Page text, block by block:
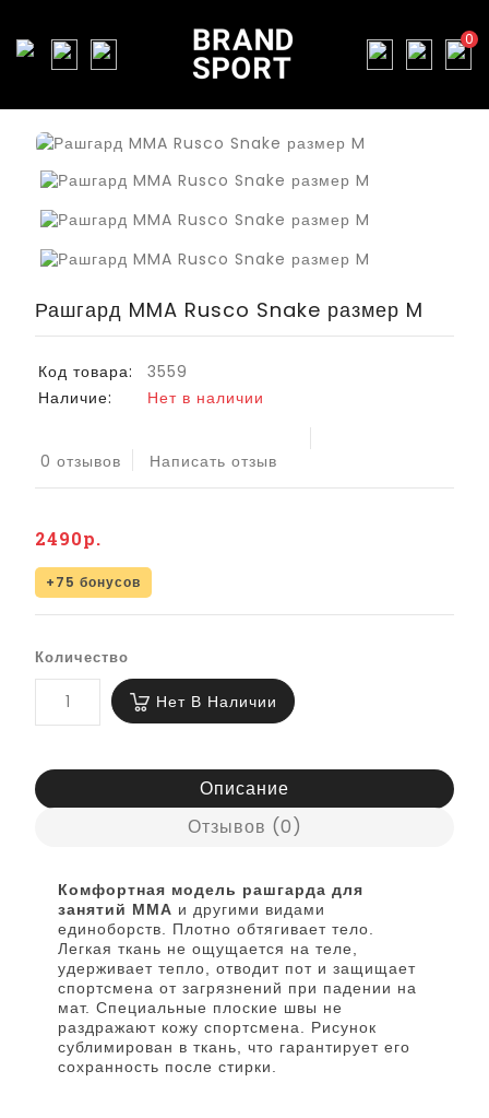
0
Рашгард MMA Rusco Snake размер M
Код товара:
3559
Наличие:
Нет в наличии
0 отзывов Написать отзыв
2490р.
+75 бонусов
Количество
Нет В Наличии
Описание
Отзывов (0)
Комфортная модель рашгарда для
занятий ММА и другими видами
единоборств. Плотно обтягивает тело.
Легкая ткань не ощущается на теле,
удерживает тепло, отводит пот и защищает
спортсмена от загрязнений при падении на
мат. Специальные плоские швы не
раздражают кожу спортсмена. Рисунок
сублимирован в ткань, что гарантирует его
сохранность после стирки.